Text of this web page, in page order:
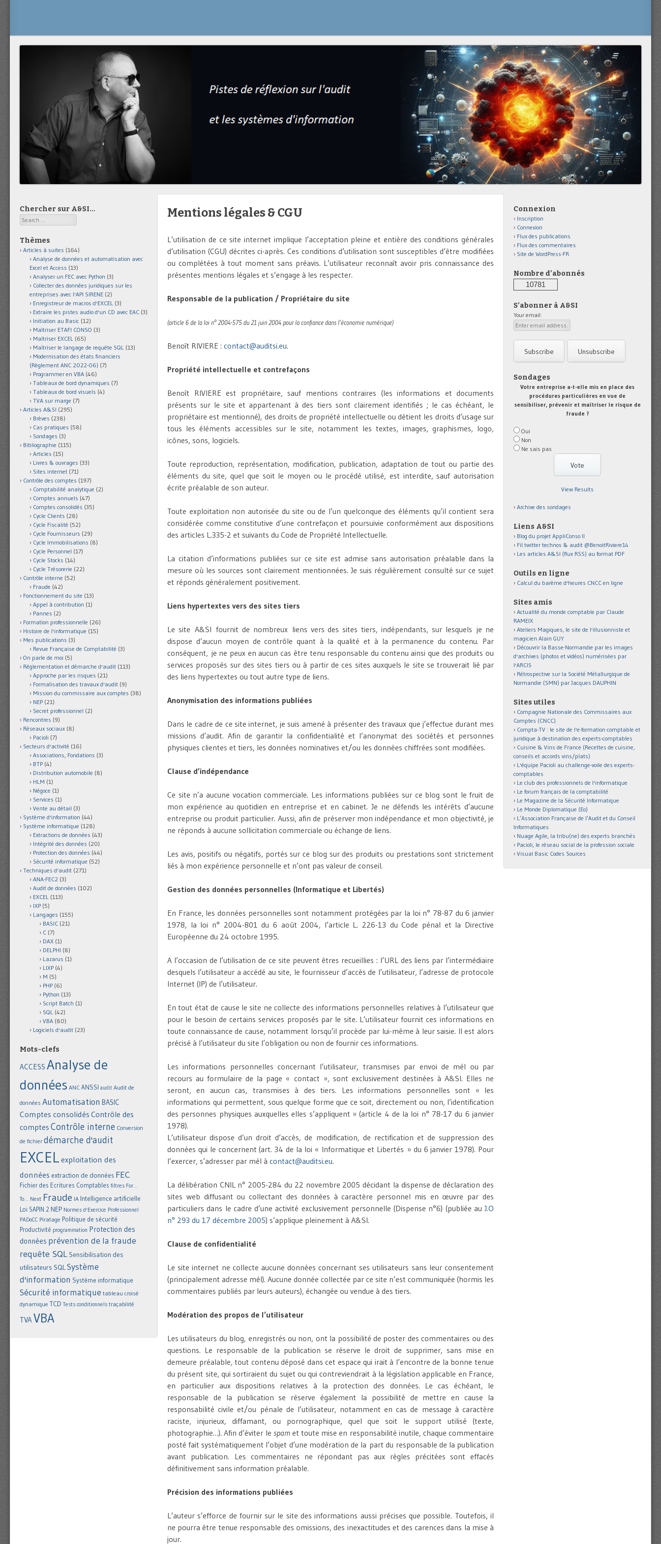
Mentions légales & CGU
L’utilisation de ce site internet implique l’acceptation pleine et entière des conditions générales
d’utilisation (CGU) décrites ci-après. Ces conditions d’utilisation sont susceptibles d’être modifiées
ou complétées à tout moment sans préavis. L’utilisateur reconnaît avoir pris connaissance des
présentes mentions légales et s’engage à les respecter.
Responsable de la publication / Propriétaire du site
(article 6 de la loi n° 2004-575 du 21 juin 2004 pour la confiance dans l’économie numérique)
Benoît RIVIERE : contact@auditsi.eu.
Propriété intellectuelle et contrefaçons
Benoît RIVIERE est propriétaire, sauf mentions contraires (les informations et documents
présents sur le site et appartenant à des tiers sont clairement identifiés ; le cas échéant, le
propriétaire est mentionné), des droits de propriété intellectuelle ou détient les droits d’usage sur
tous les éléments accessibles sur le site, notamment les textes, images, graphismes, logo,
icônes, sons, logiciels.
Toute reproduction, représentation, modification, publication, adaptation de tout ou partie des
éléments du site, quel que soit le moyen ou le procédé utilisé, est interdite, sauf autorisation
écrite préalable de son auteur.
Toute exploitation non autorisée du site ou de l’un quelconque des éléments qu’il contient sera
considérée comme constitutive d’une contrefaçon et poursuivie conformément aux dispositions
des articles L.335-2 et suivants du Code de Propriété Intellectuelle.
La citation d’informations publiées sur ce site est admise sans autorisation préalable dans la
mesure où les sources sont clairement mentionnées. Je suis régulièrement consulté sur ce sujet
et réponds généralement positivement.
Liens hypertextes vers des sites tiers
Le site A&SI fournit de nombreux liens vers des sites tiers, indépendants, sur lesquels je ne
dispose d’aucun moyen de contrôle quant à la qualité et à la permanence du contenu. Par
conséquent, je ne peux en aucun cas être tenu responsable du contenu ainsi que des produits ou
services proposés sur des sites tiers ou à partir de ces sites auxquels le site se trouverait lié par
des liens hypertextes ou tout autre type de liens.
Anonymisation des informations publiées
Dans le cadre de ce site internet, je suis amené à présenter des travaux que j’effectue durant mes
missions d’audit. Afin de garantir la confidentialité et l’anonymat des sociétés et personnes
physiques clientes et tiers, les données nominatives et/ou les données chiffrées sont modifiées.
Clause d’indépendance
Ce site n’a aucune vocation commerciale. Les informations publiées sur ce blog sont le fruit de
mon expérience au quotidien en entreprise et en cabinet. Je ne défends les intérêts d’aucune
entreprise ou produit particulier. Aussi, afin de préserver mon indépendance et mon objectivité, je
ne réponds à aucune sollicitation commerciale ou échange de liens.
Les avis, positifs ou négatifs, portés sur ce blog sur des produits ou prestations sont strictement
liés à mon expérience personnelle et n’ont pas valeur de conseil.
Gestion des données personnelles (Informatique et Libertés)
En France, les données personnelles sont notamment protégées par la loi n° 78-87 du 6 janvier
1978, la loi n° 2004-801 du 6 août 2004, l’article L. 226-13 du Code pénal et la Directive
Européenne du 24 octobre 1995.
A l’occasion de l’utilisation de ce site peuvent êtres recueillies : l’URL des liens par l’intermédiaire
desquels l’utilisateur a accédé au site, le fournisseur d’accès de l’utilisateur, l’adresse de protocole
Internet (IP) de l’utilisateur.
En tout état de cause le site ne collecte des informations personnelles relatives à l’utilisateur que
pour le besoin de certains services proposés par le site. L’utilisateur fournit ces informations en
toute connaissance de cause, notamment lorsqu’il procède par lui-même à leur saisie. Il est alors
précisé à l’utilisateur du site l’obligation ou non de fournir ces informations.
Les informations personnelles concernant l’utilisateur, transmises par envoi de mél ou par
recours au formulaire de la page « contact », sont exclusivement destinées à A&SI. Elles ne
seront, en aucun cas, transmises à des tiers. Les informations personnelles sont « les
informations qui permettent, sous quelque forme que ce soit, directement ou non, l’identification
des personnes physiques auxquelles elles s’appliquent » (article 4 de la loi n° 78-17 du 6 janvier
1978).
L’utilisateur dispose d’un droit d’accès, de modification, de rectification et de suppression des
données qui le concernent (art. 34 de la loi « Informatique et Libertés » du 6 janvier 1978). Pour
l’exercer, s’adresser par mél à contact@auditsi.eu.
La délibération CNIL n° 2005-284 du 22 novembre 2005 décidant la dispense de déclaration des
sites web diffusant ou collectant des données à caractère personnel mis en œuvre par des
particuliers dans le cadre d’une activité exclusivement personnelle (Dispense n°6) (publiée au J.O
n° 293 du 17 décembre 2005) s’applique pleinement à A&SI.
Clause de confidentialité
Le site internet ne collecte aucune données concernant ses utilisateurs sans leur consentement
(principalement adresse mél). Aucune donnée collectée par ce site n’est communiquée (hormis les
commentaires publiés par leurs auteurs), échangée ou vendue à des tiers.
Modération des propos de l’utilisateur
Les utilisateurs du blog, enregistrés ou non, ont la possibilité de poster des commentaires ou des
questions. Le responsable de la publication se réserve le droit de supprimer, sans mise en
demeure préalable, tout contenu déposé dans cet espace qui irait à l’encontre de la bonne tenue
du présent site, qui sortiraient du sujet ou qui contreviendrait à la législation applicable en France,
en particulier aux dispositions relatives à la protection des données. Le cas échéant, le
responsable de la publication se réserve également la possibilité de mettre en cause la
responsabilité civile et/ou pénale de l’utilisateur, notamment en cas de message à caractère
raciste, injurieux, diffamant, ou pornographique, quel que soit le support utilisé (texte,
photographie…). Afin d’éviter le spamet toute mise en responsabilité inutile, chaque commentaire
posté fait systématiquement l’objet d’une modération de la part du responsable de la publication
avant publication. Les commentaires ne répondant pas aux règles précitées sont effacés
définitivement sans information préalable.
Précision des informations publiées
L’auteur s’efforce de fournir sur le site des informations aussi précises que possible. Toutefois, il
ne pourra être tenue responsable des omissions, des inexactitudes et des carences dans la mise à
jour.
Chercher sur A&SI…
Search
Thèmes
Articles à suites (164)
Analyse de données et automatisation avec
Excel et Access (13)
Analyser un FEC avec Python (3)
Collecter des données juridiques sur les
entreprises avec l'API SIRENE (2)
Enregistreur de macros d'EXCEL (3)
Extraire les pistes audio d'un CD avec EAC (3)
Initiation au Basic (12)
Maîtriser ETAFI CONSO (3)
Maîtriser EXCEL (65)
Maîtriser le langage de requête SQL (13)
Modernisation des états financiers
(Règlement ANC 2022-06) (7)
Programmer en VBA (46)
Tableaux de bord dynamiques (7)
Tableaux de bord visuels (4)
TVA sur marge (7)
Articles A&SI (295)
Brèves (238)
Cas pratiques (58)
Sondages (3)
Bibliographie (115)
Articles (15)
Livres & ouvrages (33)
Sites internet (71)
Contrôle des comptes (197)
Comptabilité analytique (2)
Comptes annuels (47)
Comptes consolidés (35)
Cycle Clients (28)
Cycle Fiscalité (52)
Cycle Fournisseurs (29)
Cycle Immobilisations (8)
Cycle Personnel (17)
Cycle Stocks (14)
Cycle Trésorerie (22)
Contrôle interne (52)
Fraude (42)
Fonctionnement du site (13)
Appel à contribution (1)
Pannes (2)
Formation professionnelle (26)
Histoire de l'informatique (15)
Mes publications (3)
Revue Française de Comptabilité (3)
On parle de moi (5)
Réglementation et démarche d'audit (113)
Approche par les risques (21)
Formalisation des travaux d'audit (9)
Mission du commissaire aux comptes (38)
NEP (21)
Secret professionnel (2)
Rencontres (9)
Réseaux sociaux (8)
Pacioli (7)
Secteurs d'activité (16)
Associations, Fondations (3)
BTP (4)
Distribution automobile (8)
HLM (1)
Négoce (1)
Services (1)
Vente au détail (3)
Système d'information (44)
Système informatique (128)
Extractions de données (43)
Intégrité des données (20)
Protection des données (44)
Sécurité informatique (52)
Techniques d'audit (271)
ANA-FEC2 (3)
Audit de données (102)
EXCEL (113)
IXP (5)
Langages (155)
BASIC (21)
C (7)
DAX (1)
DELPHI (8)
Lazarus (1)
LIXP (4)
M (5)
PHP (6)
Python (13)
Script Batch (1)
SQL (42)
VBA (80)
Logiciels d'audit (23)
Mots-clefs
ACCESS Analyse de
données ANC ANSSI audit Audit de
données Automatisation BASIC
Comptes consolidés Contrôle des
comptes Contrôle interne Conversion
de fichier démarche d'audit
EXCEL exploitation des
données extraction de données FEC
Fichier des Ecritures Comptables filtres For...
To... Next Fraude IA Intelligence artificielle
Loi SAPIN 2 NEP Normes d'Exercice Professionnel
PADoCC Piratage Politique de sécurité
Productivité programmation Protection des
données prévention de la fraude
requête SQL Sensibilisation des
utilisateurs SQLSystème
d'information Système informatique
Sécurité informatique tableau croisé
dynamique TCD Tests conditionnels traçabilité
TVAVBA
Connexion
Inscription
Connexion
Flux des publications
Flux des commentaires
Site de WordPress-FR
Nombre d'abonnés
10781
S'abonner à A&SI
Your email:
Sondages
Votre entreprise a-t-elle mis en place des
procédures particulières en vue de
sensibiliser, prévenir et maîtriser le risque de
fraude ?
Oui
Non
Ne sais pas
View Results
Archive des sondages
Liens A&SI
Blog du projet AppliConso II
Fil twitter technos & audit @BenoitRiviere14
Les articles A&SI (flux RSS) au format PDF
Outils en ligne
Calcul du barème d'heures CNCC en ligne
Sites amis
Actualité du monde comptable par Claude
RAMEIX
Ateliers Magiques, le site de l'illusionniste et
magicien Alain GUY
Découvrir la Basse-Normandie par les images
d'archives (photos et vidéos) numérisées par
l'ARCIS
Rétrospective sur la Société Métallurgique de
Normandie (SMN) par Jacques DAUPHIN
Sites utiles
Compagnie Nationale des Commissaires aux
Comptes (CNCC)
Compta-TV : le site de l'e-formation comptable et
juridique à destination des experts-comptables
Cuisine & Vins de France (Recettes de cuisine,
conseils et accords vins/plats)
L'équipe Pacioli au challenge-voile des experts-
comptables
Le club des professionnels de l'informatique
Le forum français de la comptabilité
Le Magazine de la Sécurité Informatique
Le Monde Diplomatique (Eo)
L’Association Française de l’Audit et du Conseil
Informatiques
Nuage Agile, la tribu(ne) des experts branchés
Pacioli, le réseau social de la profession sociale
Visual Basic Codes Sources